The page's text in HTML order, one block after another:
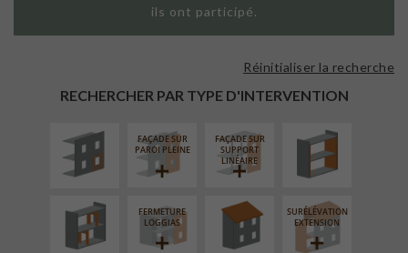
ils ont participé.
RECHERCHER PAR TYPE D'INTERVENTION
Réinitialiser la recherche
EXTÉRIEURE
FAÇADE SUR
PAROI PLEINE
FAÇADE SUR
SUPPORT
LINÉAIRE
ISOLATION
INTÉRIEURE
RÉAMÉNAGEMENT
INTÉRIEUR
FERMETURE
LOGGIAS
RÉFECTION DES
TOITURES
SURÉLÉVATION
EXTENSION
AMÉNAGEMENT
EXTÉRIEUR